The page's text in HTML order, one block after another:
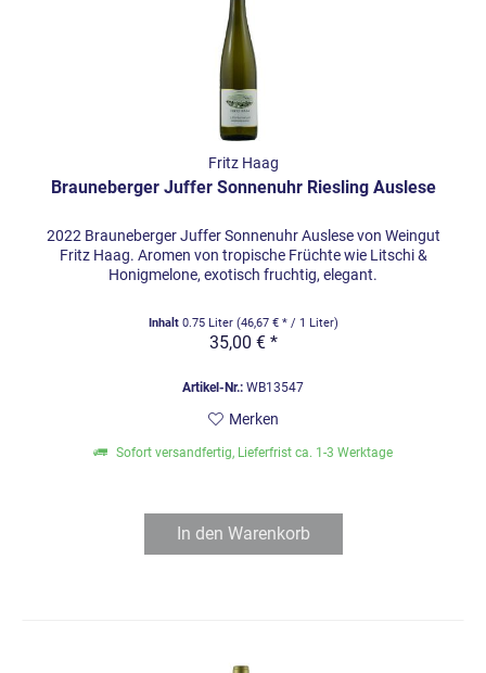
Fritz Haag
Brauneberger Juffer Sonnenuhr Riesling Auslese
2022 Brauneberger Juffer Sonnenuhr Auslese von Weingut
Fritz Haag. Aromen von tropische Früchte wie Litschi &
Honigmelone, exotisch fruchtig, elegant.
Inhalt 0.75 Liter (46,67 € * / 1 Liter)
35,00 € *
Artikel-Nr.: WB13547
Merken
Sofort versandfertig, Lieferfrist ca. 1-3 Werktage
In den Warenkorb